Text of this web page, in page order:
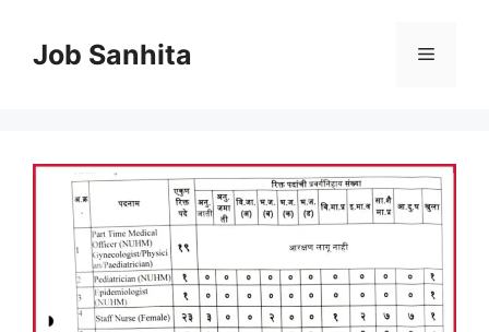
contentJob Sanhita Menu